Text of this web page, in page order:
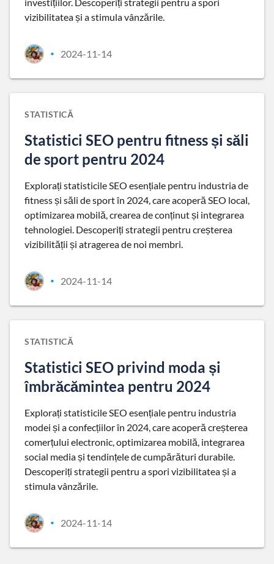
vizibilitatea și a stimula vânzările.
• 2024-11-14
STATISTICĂ
Statistici SEO pentru fitness și săli
de sport pentru 2024
Explorați statisticile SEO esențiale pentru industria de
fitness și săli de sport în 2024, care acoperă SEO local,
optimizarea mobilă, crearea de conținut și integrarea
tehnologiei. Descoperiți strategii pentru creșterea
vizibilității și atragerea de noi membri.
• 2024-11-14
STATISTICĂ
Statistici SEO privind moda și
îmbrăcămintea pentru 2024
Explorați statisticile SEO esențiale pentru industria
modei și a confecțiilor în 2024, care acoperă creșterea
comerțului electronic, optimizarea mobilă, integrarea
social media și tendințele de cumpărături durabile.
Descoperiți strategii pentru a spori vizibilitatea și a
stimula vânzările.
• 2024-11-14